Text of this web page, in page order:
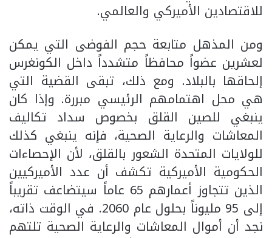
للاقتصادين الأميركي والعالمي.
ومن المذهل متابعة حجم الفوضى التي يمكن
لعشرين عضواً محافظاً متشدداً داخل الكونغرس
إلحاقها بالبلاد. ومع ذلك، تبقى القضية التي
هي محل اهتمامهم الرئيسي مبررة. وإذا كان
ينبغي للصين القلق بخصوص سداد تكاليف
المعاشات والرعاية الصحية، فإنه ينبغي كذلك
للولايات المتحدة الشعور بالقلق، لأن الإحصاءات
الحكومية الأميركية تكشف أن عدد الأميركيين
الذين تتجاوز أعمارهم 65 عاماً سيتضاعف تقريباً
إلى 95 مليوناً بحلول عام 2060. في الوقت ذاته،
نجد أن أموال المعاشات والرعاية الصحية تلتهم